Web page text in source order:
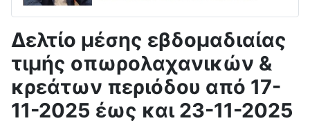
Δελτίο μέσης εβδομαδιαίας
τιμής οπωρολαχανικών &
κρεάτων περιόδου από 17-
11-2025 έως και 23-11-2025